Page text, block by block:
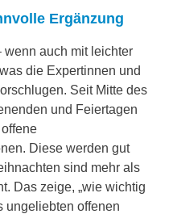
Ergänzung
wenn auch mit leichter
die Expertinnen und
Seit Mitte des
und Feiertagen
Diese werden gut
sind mehr als
Das zeige, „wie wichtig
ungeliebten offenen